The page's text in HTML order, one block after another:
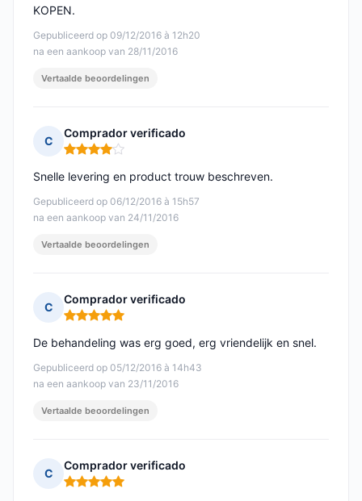
Gepubliceerd op 09/12/2016 à 12h20
na een aankoop van 28/11/2016
KOPEN.
Vertaalde beoordelingen
C
Comprador verificado
Opmerking: 4 van 5
Gepubliceerd op 06/12/2016 à 15h57
na een aankoop van 24/11/2016
Snelle levering en product trouw beschreven.
Vertaalde beoordelingen
C
Comprador verificado
Opmerking: 5 van 5
Gepubliceerd op 05/12/2016 à 14h43
na een aankoop van 23/11/2016
De behandeling was erg goed, erg vriendelijk en snel.
Vertaalde beoordelingen
C
Comprador verificado
Opmerking: 5 van 5